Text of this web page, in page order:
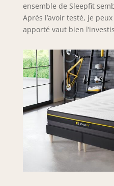
ensemble de Sleepfit
Après l’avoir testé, je
apporté vaut bien